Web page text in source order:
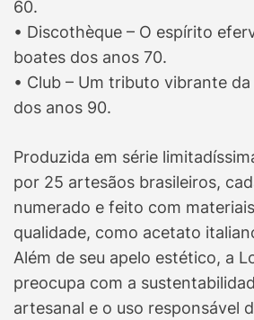
60.
• Discothèque – O espírito
boates dos anos 70.
• Club – Um tributo vibrante
dos anos 90.
Produzida em série
por 25 artesãos brasileiros,
numerado e feito com
qualidade, como acetato
Além de seu apelo estético, a
preocupa com a
artesanal e o uso responsável